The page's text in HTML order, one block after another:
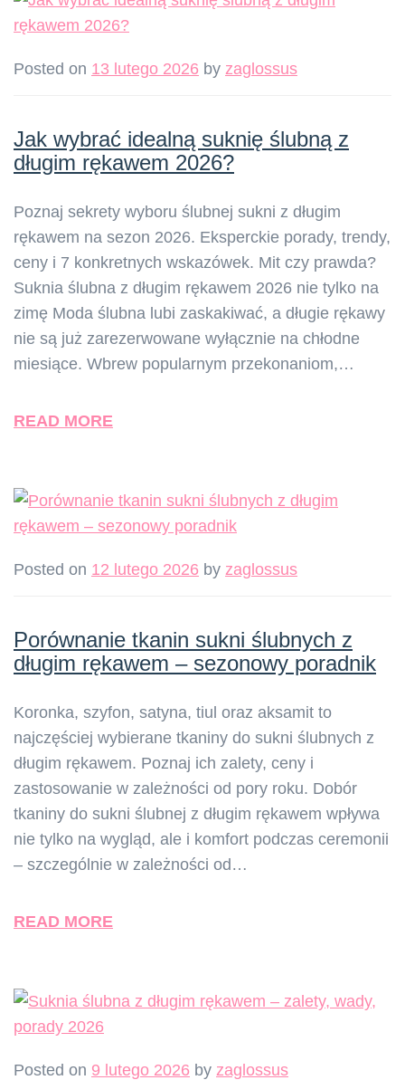
Posted on 13 lutego 2026 by zaglossus
Jak wybrać idealną suknię ślubną z
długim rękawem 2026?
Poznaj sekrety wyboru ślubnej sukni z długim
rękawem na sezon 2026. Eksperckie porady, trendy,
ceny i 7 konkretnych wskazówek. Mit czy prawda?
Suknia ślubna z długim rękawem 2026 nie tylko na
zimę Moda ślubna lubi zaskakiwać, a długie rękawy
nie są już zarezerwowane wyłącznie na chłodne
miesiące. Wbrew popularnym przekonaniom,…
READ MORE
Posted on 12 lutego 2026 by zaglossus
Porównanie tkanin sukni ślubnych z
długim rękawem – sezonowy poradnik
Koronka, szyfon, satyna, tiul oraz aksamit to
najczęściej wybierane tkaniny do sukni ślubnych z
długim rękawem. Poznaj ich zalety, ceny i
zastosowanie w zależności od pory roku. Dobór
tkaniny do sukni ślubnej z długim rękawem wpływa
nie tylko na wygląd, ale i komfort podczas ceremonii
– szczególnie w zależności od…
READ MORE
Posted on 9 lutego 2026 by zaglossus